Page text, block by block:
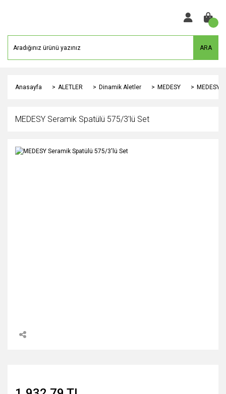
ARA
Anasayfa ALETLER Dinamik Aletler MEDESY MEDESY
MEDESY Seramik Spatülü 575/3'lü Set